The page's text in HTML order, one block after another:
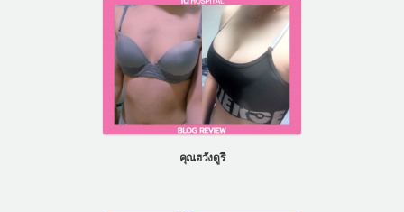
คุณฮวังดูรี